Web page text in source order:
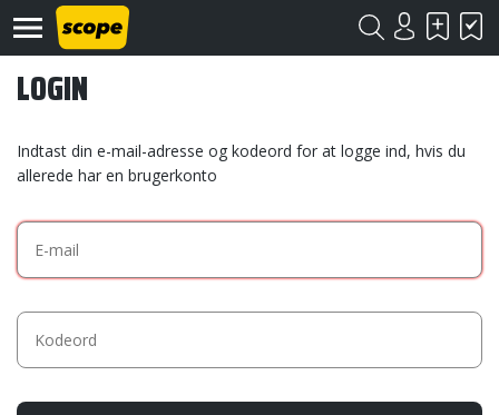
Kontakt
©
2020
LOGIN
Indtast din e-mail-adresse og kodeord for at logge ind, hvis du
allerede har en brugerkonto